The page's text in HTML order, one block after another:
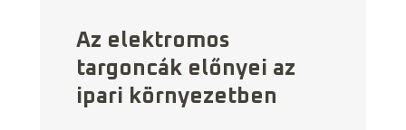
Az elektromos
targoncák előnyei az
ipari környezetben